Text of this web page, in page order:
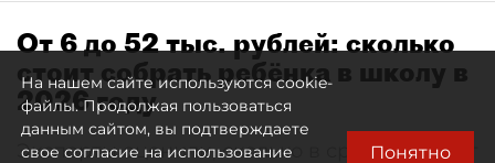
От 6 до 52 тыс. рублей: сколько
стоит собрать ребёнка в школу в
2026 году
Эксперты оценили, сколько в среднем стоит
На нашем сайте используются cookie-
файлы. Продолжая пользоваться
данным сайтом, вы подтверждаете
свое согласие на использование
Понятно